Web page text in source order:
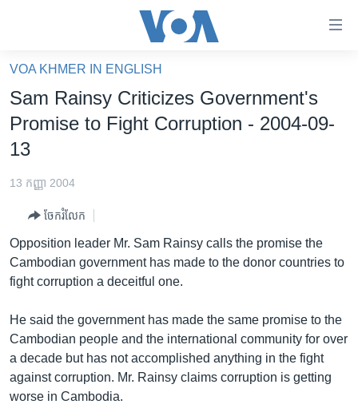
គេហទំព័រ​
ទាក់ទង
និង​
ចូល​
ទំព័រ​
ម្តង
រំលង​
និង​
ទៅ​
ទំព័រ​
រចនា
សម្ព័ន្ធ​
រំលង​
អាមេរិក
ព្រឹត្តិការណ៍ព័ត៌មាន
ទូរទស្សន៍ / វីដេអូ​
វិទ្យុ / ផតខាសថ៍
កម្មវិធីទាំងអស់
Khmer English
VOA KHMER IN ENGLISH
Sam Rainsy Criticizes Government's
Promise to Fight Corruption - 2004-09-
13
13 កញ្ញា 2004
ចែករំលែក
Opposition leader Mr. Sam Rainsy calls the promise the
Cambodian government has made to the donor countries to
fight corruption a deceitful one.
He said the government has made the same promise to the
Cambodian people and the international community for over
a decade but has not accomplished anything in the fight
against corruption. Mr. Rainsy claims corruption is getting
worse in Cambodia.